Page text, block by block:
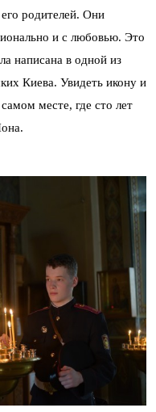
родителей. Они
и с любовью. Это
написана в одной из
Киева. Увидеть икону и
месте, где сто лет